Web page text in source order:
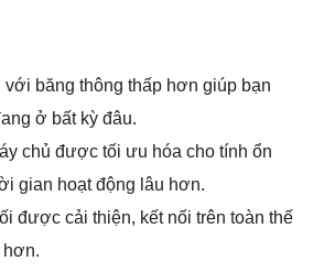
băng thông thấp hơn giúp bạn
ở bất kỳ đâu.
chủ được tối ưu hóa cho tính ổn
gian hoạt động lâu hơn.
được cải thiện, kết nối trên toàn thế
hơn.